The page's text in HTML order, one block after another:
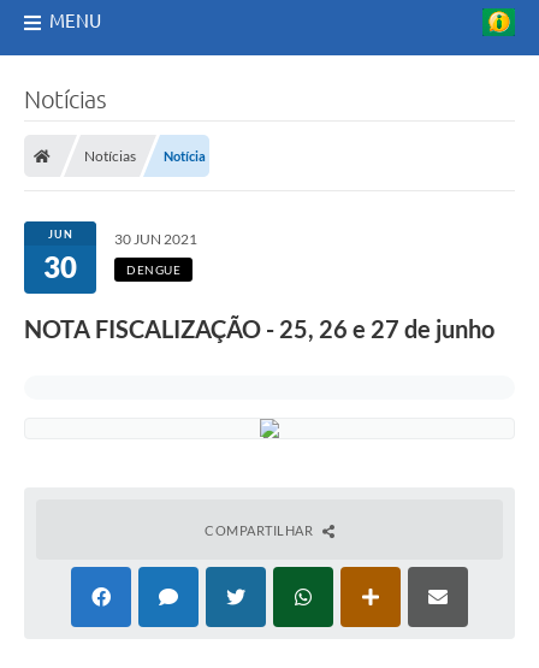
MENU
Notícias
Notícias Notícia
JUN
30
30 JUN 2021
DENGUE
NOTA FISCALIZAÇÃO - 25, 26 e 27 de junho
COMPARTILHAR